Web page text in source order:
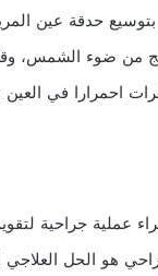
بتوسيع حدقة عين
من ضوء الشمس،
عملية جراحية
هو الحل العلاجي